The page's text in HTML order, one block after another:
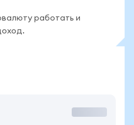
работать и